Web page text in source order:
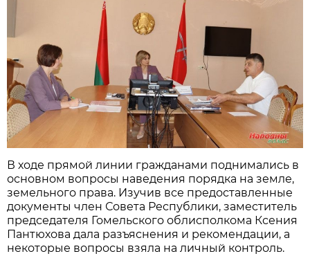
В ходе прямой линии гражданами поднимались в
основном вопросы наведения порядка на земле,
земельного права. Изучив все предоставленные
документы член Совета Республики, заместитель
председателя Гомельского облисполкома Ксения
Пантюхова дала разъяснения и рекомендации, а
некоторые вопросы взяла на личный контроль.